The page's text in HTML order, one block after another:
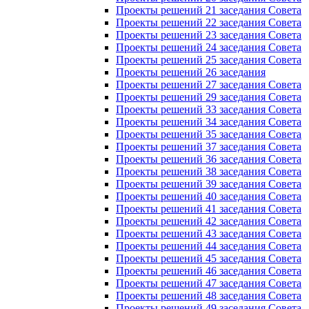
Проекты решений 21 заседания Совета
Проекты решений 22 заседания Совета
Проекты решений 23 заседания Совета
Проекты решений 24 заседания Совета
Проекты решений 25 заседания Совета
Проекты решений 26 заседания
Проекты решений 27 заседания Совета
Проекты решений 29 заседания Совета
Проекты решений 33 заседания Совета
Проекты решений 34 заседания Совета
Проекты решений 35 заседания Совета
Проекты решений 37 заседания Совета
Проекты решений 36 заседания Совета
Проекты решений 38 заседания Совета
Проекты решений 39 заседания Совета
Проекты решений 40 заседания Совета
Проекты решений 41 заседания Совета
Проекты решений 42 заседания Совета
Проекты решений 43 заседания Совета
Проекты решений 44 заседания Совета
Проекты решений 45 заседания Совета
Проекты решений 46 заседания Совета
Проекты решений 47 заседания Совета
Проекты решений 48 заседания Совета